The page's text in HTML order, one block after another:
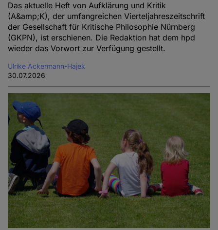
Das aktuelle Heft von Aufklärung und Kritik
(A&amp;K), der umfangreichen Vierteljahreszeitschrift
der Gesellschaft für Kritische Philosophie Nürnberg
(GKPN), ist erschienen. Die Redaktion hat dem hpd
wieder das Vorwort zur Verfügung gestellt.
Ulrike Ackermann-Hajek
30.07.2026